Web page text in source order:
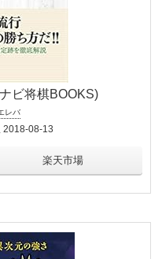
ビ将棋BOOKS)
レバ
2018-08-13
楽天市場